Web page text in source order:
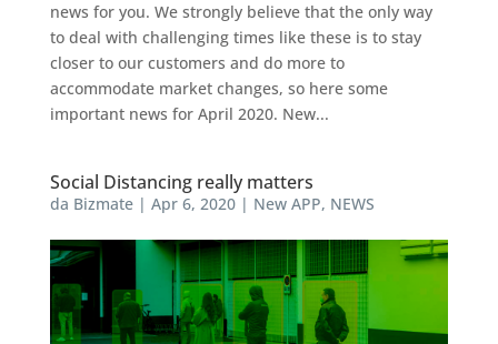
news for you. We strongly believe that the only way
to deal with challenging times like these is to stay
closer to our customers and do more to
accommodate market changes, so here some
important news for April 2020. New...
Social Distancing really matters
da Bizmate| Apr 6, 2020| New APP, NEWS